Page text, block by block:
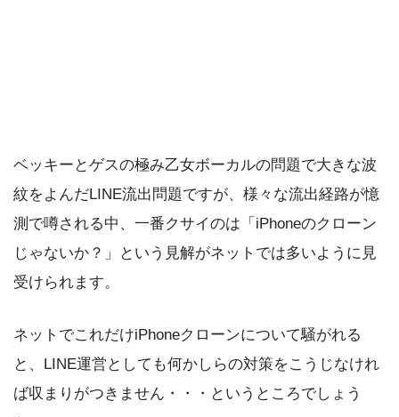
ベッキーとゲスの極み乙女ボーカルの問題で大きな波
紋をよんだLINE流出問題ですが、様々な流出経路が憶
測で噂される中、一番クサイのは「iPhoneのクローン
じゃないか？」という見解がネットでは多いように見
受けられます。
ネットでこれだけiPhoneクローンについて騒がれる
と、LINE運営としても何かしらの対策をこうじなけれ
ば収まりがつきません・・・というところでしょう